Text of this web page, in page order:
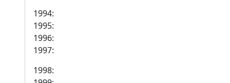
1994:
1995:
1996:
1997:
1998: